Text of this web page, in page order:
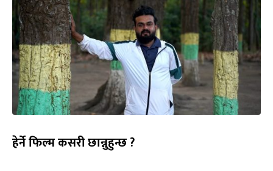
हेर्ने फिल्म कसरी छान्नुहुन्छ ?